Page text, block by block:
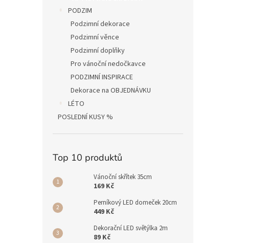
PODZIM
Podzimní dekorace
Podzimní věnce
Podzimní doplňky
Pro vánoční nedočkavce
PODZIMNÍ INSPIRACE
Dekorace na OBJEDNÁVKU
LÉTO
POSLEDNÍ KUSY %
Top 10 produktů
Vánoční skřítek 35cm
169 Kč
Perníkový LED domeček 20cm
449 Kč
Dekorační LED světýlka 2m
89 Kč